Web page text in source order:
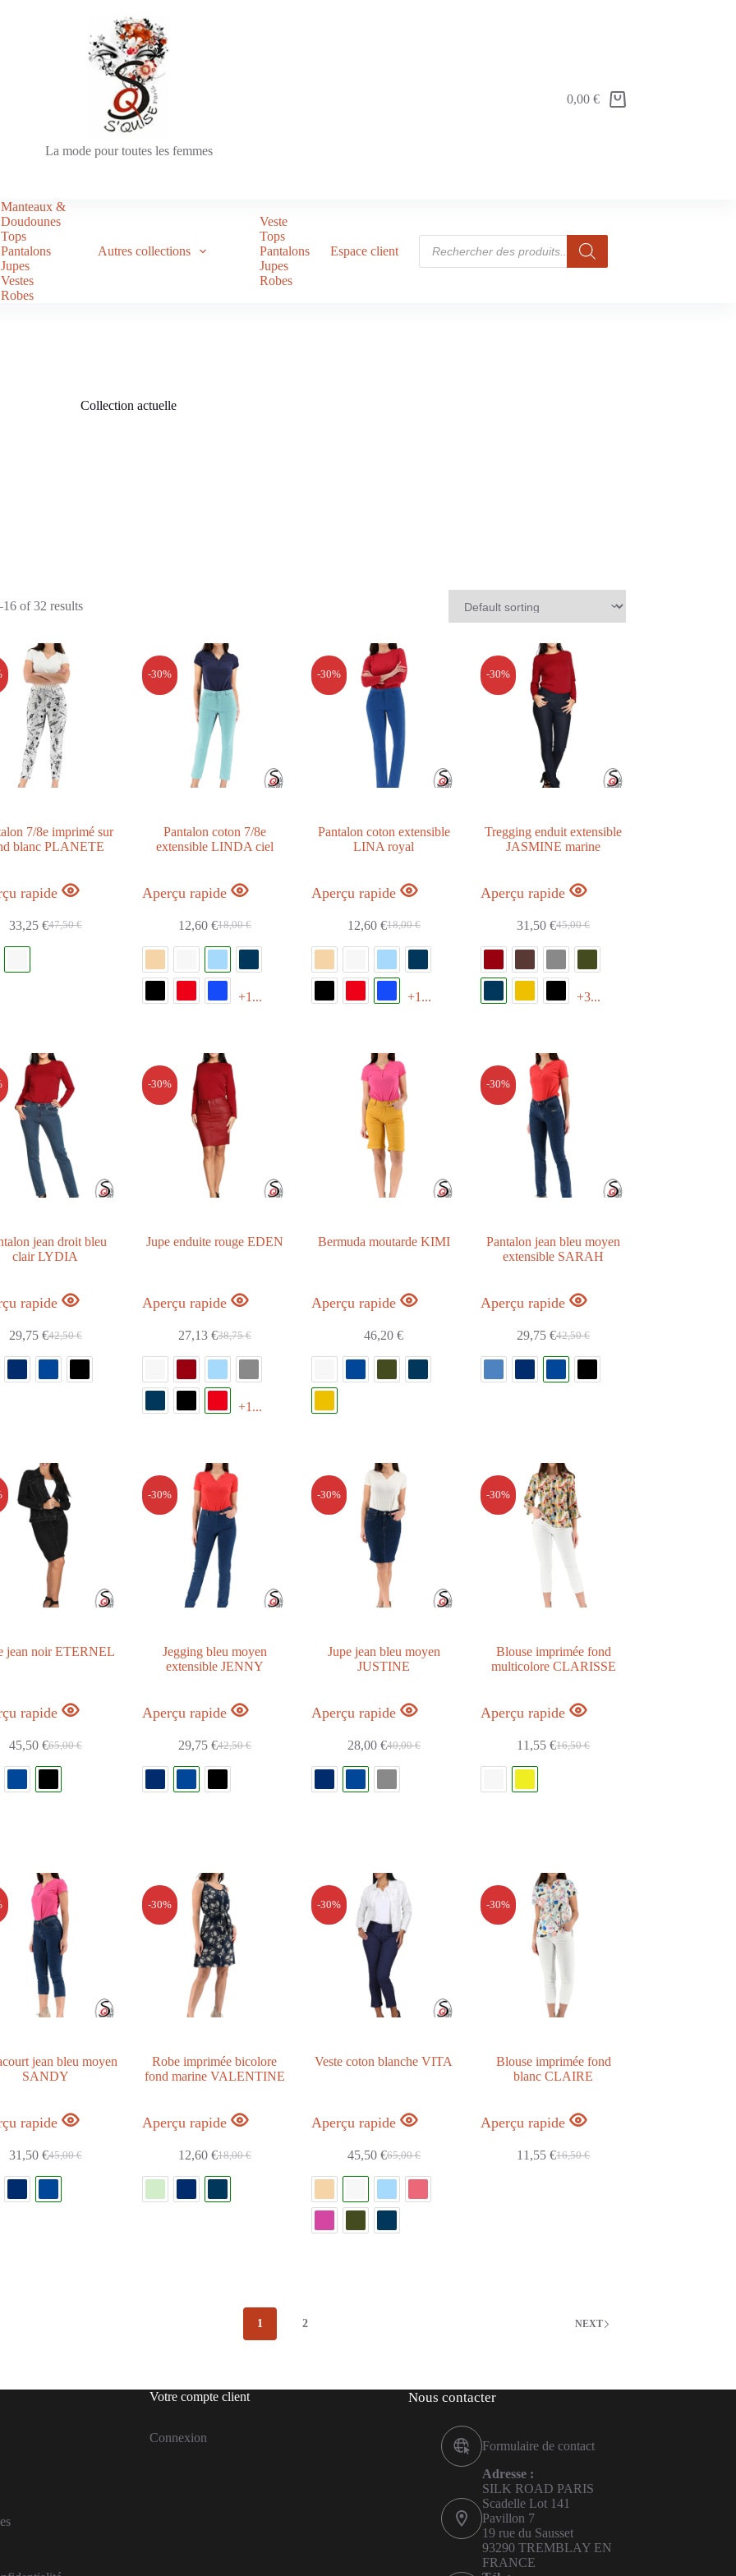
La mode pour toutes les femmes
0,00€
Manteaux &
Doudounes
Tops
Pantalons
Jupes
Vestes
Robes
Autres collections
Veste
Tops
Pantalons
Jupes
Robes
Espace client
Collection actuelle
28 37 47
+
of 32 results
7/8e imprimé sur
blanc PLANETE
rapide
47,50€
33,25 €
-30%
Pantalon coton 7/8e
extensible LINDA ciel
Aperçu rapide
18,00€
12,60 €
+1...
-30%
Pantalon coton extensible
LINA royal
Aperçu rapide
18,00€
12,60 €
+1...
-30%
Tregging enduit extensible
JASMINE marine
Aperçu rapide
45,00€
31,50 €
+3...
jean droit bleu
clair LYDIA
rapide
42,50€
29,75 €
-30%
Jupe enduite rouge EDEN
Aperçu rapide
38,75€
27,13 €
+1...
Bermuda moutarde KIMI
Aperçu rapide
46,20€
-30%
Pantalon jean bleu moyen
extensible SARAH
Aperçu rapide
42,50€
29,75 €
jean noir ETERNEL
rapide
65,00€
45,50 €
-30%
Jegging bleu moyen
extensible JENNY
Aperçu rapide
42,50€
29,75 €
-30%
Jupe jean bleu moyen
JUSTINE
Aperçu rapide
40,00€
28,00 €
-30%
Blouse imprimée fond
multicolore CLARISSE
Aperçu rapide
16,50€
11,55 €
jean bleu moyen
SANDY
rapide
45,00€
31,50 €
-30%
Robe imprimée bicolore
fond marine VALENTINE
Aperçu rapide
18,00€
12,60 €
-30%
Veste coton blanche VITA
Aperçu rapide
65,00€
45,50 €
-30%
Blouse imprimée fond
blanc CLAIRE
Aperçu rapide
16,50€
11,55 €
1 2 NEXT
Votre compte client
Connexion
Nous contacter
Formulaire de contact
Adresse :
SILK ROAD PARIS
Scadelle Lot 141
Pavillon 7
19 rue du Sausset
93290 TREMBLAY EN
FRANCE